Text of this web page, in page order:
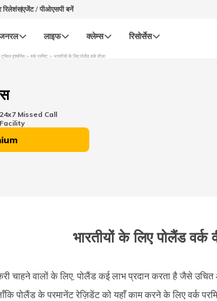
रिलेशंसएजेंट / पीओएसपी बनें
लाइफ क्लेम्स रिसोर्सेस
इंश्योरेंस वर्क परमिट भारतीयों के लिए पोलैंड वर्क वीज़ा
24x7 Missed Call
Facility
भारतीयों के लिए पोलैंड
चाहने वालों के लिए, पोलैंड कई लाभ प्रदान करता है जैसे
पोलैंड के परमानेंट रेज़िडेंट को यहाँ काम करने के लिए वर्क